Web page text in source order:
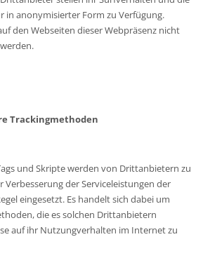
in anonymisierter Form zu Verfügung.
den Webseiten dieser Webpräsenz nicht
Trackingmethoden
und Skripte werden von Drittanbietern zu
der Serviceleistungen der
eingesetzt. Es handelt sich dabei um
die es solchen Drittanbietern
auf ihr Nutzungverhalten im Internet zu